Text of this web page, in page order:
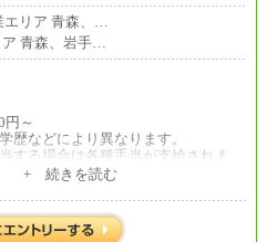
エリア 青森、…
ア 青森、岩手…
円～
歴などにより異なります。
する場合は各種手当が支給されま
+ 続きを読む